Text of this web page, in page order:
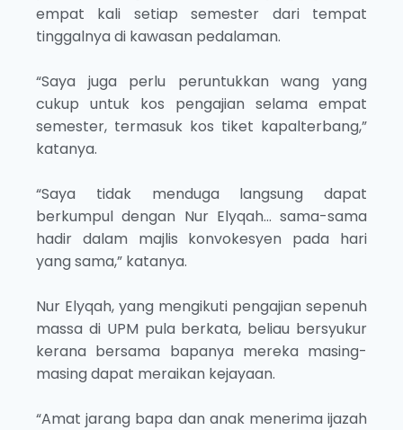
empat kali setiap semester dari tempat
tinggalnya di kawasan pedalaman.
“Saya juga perlu peruntukkan wang yang
cukup untuk kos pengajian selama empat
semester, termasuk kos tiket kapalterbang,”
katanya.
“Saya tidak menduga langsung dapat
berkumpul dengan Nur Elyqah… sama-sama
hadir dalam majlis konvokesyen pada hari
yang sama,” katanya.
Nur Elyqah, yang mengikuti pengajian sepenuh
massa di UPM pula berkata, beliau bersyukur
kerana bersama bapanya mereka masing-
masing dapat meraikan kejayaan.
“Amat jarang bapa dan anak menerima ijazah